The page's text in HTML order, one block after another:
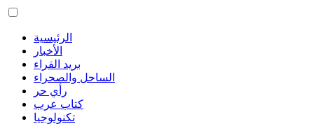
الرئيسية
الأخبار
بريد القراء
الساحل والصحراء
رأي حر
كتاب عرب
تكنولوجيا